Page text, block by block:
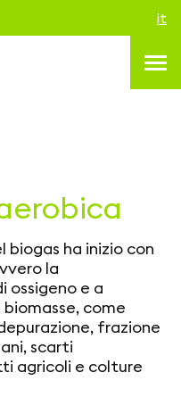
it
biogas ha inizio con
la
ossigeno e a
come
frazione
scarti
agricoli e colture